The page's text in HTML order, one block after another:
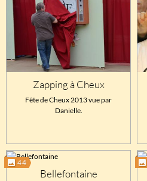
Zapping à Cheux
Fête de Cheux 2013 vue par
Danielle.
44
Bellefontaine